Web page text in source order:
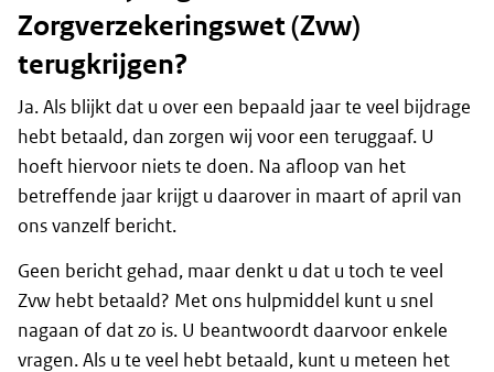
Zorgverzekeringswet (Zvw)
terugkrijgen?
Ja. Als blijkt dat u over een bepaald jaar te veel bijdrage
hebt betaald, dan zorgen wij voor een teruggaaf. U
hoeft hiervoor niets te doen. Na afloop van het
betreffende jaar krijgt u daarover in maart of april van
ons vanzelf bericht.
Geen bericht gehad, maar denkt u dat u toch te veel
Zvw hebt betaald? Met ons hulpmiddel kunt u snel
nagaan of dat zo is. U beantwoordt daarvoor enkele
vragen. Als u te veel hebt betaald, kunt u meteen het